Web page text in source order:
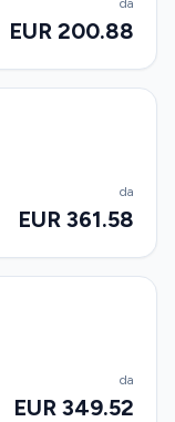
da
EUR 200.88
da
EUR 361.58
da
EUR 349.52